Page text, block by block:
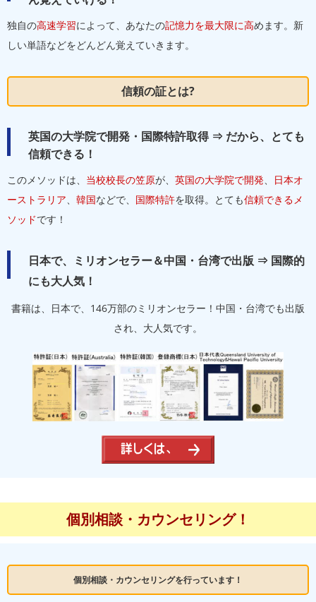
独自の高速学習によって、あなたの記憶力を最大限に高めます。新
しい単語などをどんどん覚えていきます。
信頼の証とは?
英国の大学院で開発・国際特許取得 ⇒ だから、とても
信頼できる！
このメソッドは、 当校校長の笠原が、 英国の大学院で開発、
日本オ
ーストラリア、 韓国などで、 国際特許を取得。とても信頼できるメ
ソッドです！
日本で、ミリオンセラー＆中国・台湾で出版 ⇒ 国際的
にも大人気！
書籍は、日本で、146万部のミリオンセラー！中国・台湾でも出版
され、大人気です。
個別相談・カウンセリング！
個別相談・カウンセリングを行っています！